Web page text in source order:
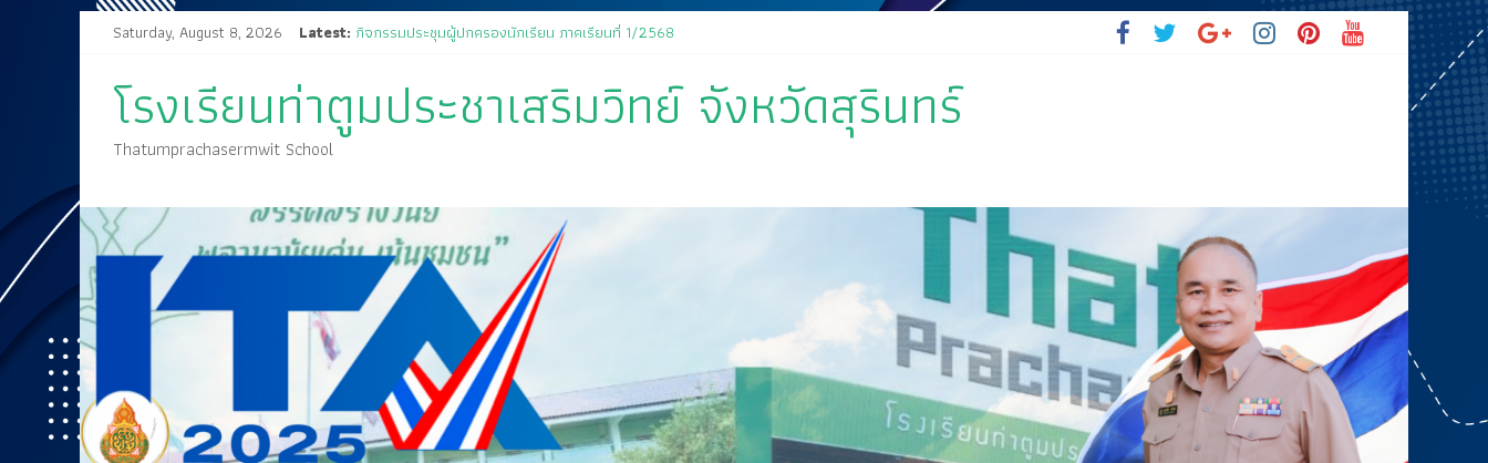
Saturday, August 8, 2026 Latest: กิจกรรมประชุมผู้ปกครองนักเรียน ภาคเรียนที่ 1/2568
กิจกรรมการประกวดแข่งขัน เนื่องในกิจกรรม “วันสุนทรภู่ สู่วันภาษาไทย” ประจำปีการศึกษา ๒๕๖๘
🤍💚 ขอเรียนเชิญนักเรียนเข้าร่วมพิธีวันไหว้ครู “ไหว้ครู บูชาคุณ” ประจำวันที่ ๑๒ มิถุนายน ปี ๒๕๖๘
โรงเรียนท่าตูมประชาเสริมวิทย์ จังหวัดสุรินทร์
Thatumprachasermwit School